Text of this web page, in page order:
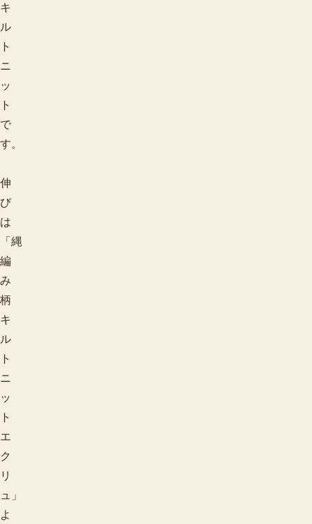
キ
ル
ト
ニ
ッ
ト
で
す。
伸
び
は
「縄
編
み
柄
キ
ル
ト
ニ
ッ
ト
エ
ク
リ
ュ」
よ